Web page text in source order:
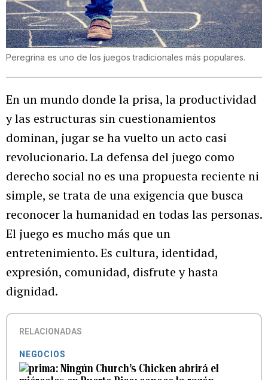
Peregrina es uno de los juegos tradicionales más populares.
En un mundo donde la prisa, la productividad
y las estructuras sin cuestionamientos
dominan, jugar se ha vuelto un acto casi
revolucionario. La defensa del juego como
derecho social no es una propuesta reciente ni
simple, se trata de una exigencia que busca
reconocer la humanidad en todas las personas.
El juego es mucho más que un
entretenimiento. Es cultura, identidad,
expresión, comunidad, disfrute y hasta
dignidad.
RELACIONADAS
NEGOCIOS
Ningún Church’s Chicken abrirá el